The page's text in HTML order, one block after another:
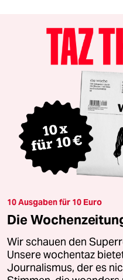
10 Ausgaben für 10 Euro
Die
Wir schauen den
Unsere wochentaz
Journalismus, der es